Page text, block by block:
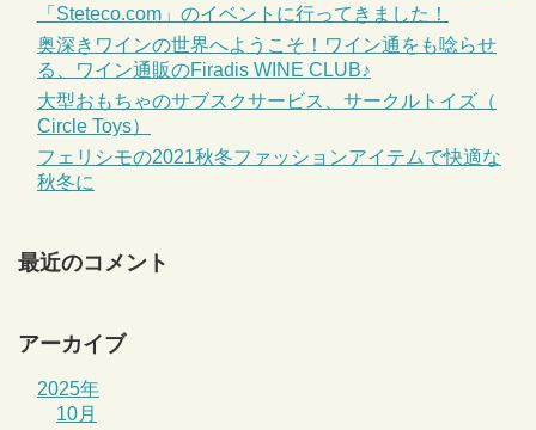
「Steteco.com」のイベントに行ってきました！
奥深きワインの世界へようこそ！ワイン通をも唸らせ
る、ワイン通販のFiradis WINE CLUB♪
大型おもちゃのサブスクサービス、サークルトイズ（
Circle Toys）
フェリシモの2021秋冬ファッションアイテムで快適な
秋冬に
最近のコメント
アーカイブ
2025年
10月